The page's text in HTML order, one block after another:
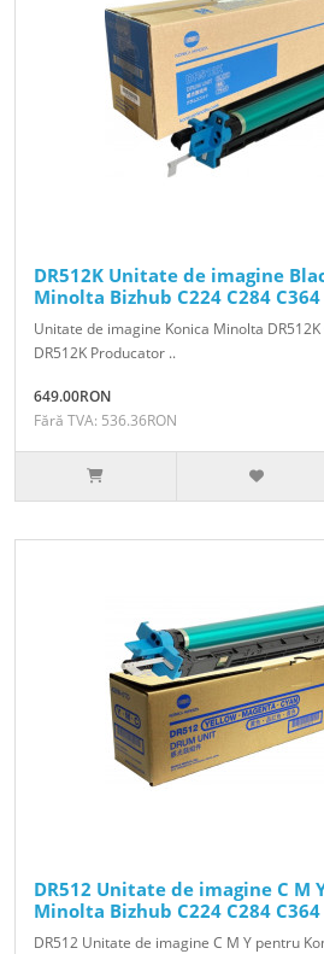
DR512K Unitate de imagine
Minolta Bizhub C224 C284 C364
Unitate de imagine Konica Minolta DR512K
DR512K Producator ..
649.00RON
Fără TVA: 536.36RON
DR512 Unitate de imagine C M
Minolta Bizhub C224 C284 C364
DR512 Unitate de imagine C M Y pentru